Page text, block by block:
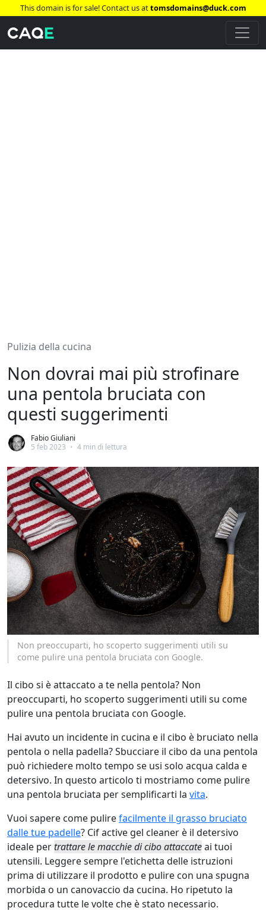
This domain is for sale! Contact us attomsdomains@duck.com
Pulizia della cucina
Non dovrai mai più strofinare
una pentola bruciata con
questi suggerimenti
Fabio Giuliani
5 feb 2023 • 4 min di lettura
Non preoccuparti, ho scoperto suggerimenti utili su
come pulire una pentola bruciata con Google.
Il cibo si è attaccato a te nella pentola? Non
preoccuparti, ho scoperto suggerimenti utili su come
pulire una pentola bruciata con Google.
Hai avuto un incidente in cucina e il cibo è bruciato nella
pentola o nella padella? Sbucciare il cibo da una pentola
può richiedere molto tempo se usi solo acqua calda e
detersivo. In questo articolo ti mostriamo come pulire
una pentola bruciata per semplificarti la vita.
Vuoi sapere come pulirefacilmente il grasso bruciato
dalle tue padelle? Cif active gel cleaner è il detersivo
ideale per trattare le macchie di cibo attaccateai tuoi
utensili. Leggere sempre l'etichetta delle istruzioni
prima di utilizzare il prodotto e pulire con una spugna
morbida o un canovaccio da cucina. Ho ripetuto la
procedura tutte le volte che è stato necessario.